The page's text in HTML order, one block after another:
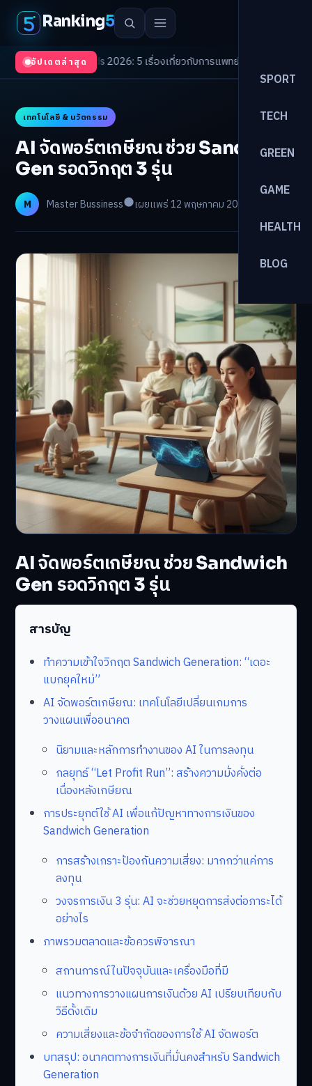
Ranking5
SPORT
TECH
GREEN
GAME
HEALTH
BLOG
อัปเดตล่าสุด
Trends 2026: 5 เรื่องเกี่ยวกับการแพทย์ที่ควรรู้/ดอกเบี้ยขาขึ้นรอบใหม่!
เทคโนโลยี & นวัตกรรม
AI จัดพอร์ตเกษียณ ช่วย Sandwich
Gen รอดวิกฤต 3 รุ่น
M Master Bussiness เผยแพร่ 12 พฤษภาคม 2026
AI จัดพอร์ตเกษียณ ช่วย Sandwich
Gen รอดวิกฤต 3 รุ่น
สารบัญ
ทำความเข้าใจวิกฤต Sandwich Generation: “เดอะ
แบกยุคใหม่”
AI จัดพอร์ตเกษียณ: เทคโนโลยีเปลี่ยนเกมการ
วางแผนเพื่ออนาคต
นิยามและหลักการทำงานของ AI ในการลงทุน
กลยุทธ์ “Let Profit Run”: สร้างความมั่งคั่งต่อ
เนื่องหลังเกษียณ
การประยุกต์ใช้ AI เพื่อแก้ปัญหาทางการเงินของ
Sandwich Generation
การสร้างเกราะป้องกันความเสี่ยง: มากกว่าแค่การ
ลงทุน
วงจรการเงิน 3 รุ่น: AI จะช่วยหยุดการส่งต่อภาระได้
อย่างไร
ภาพรวมตลาดและข้อควรพิจารณา
สถานการณ์ในปัจจุบันและเครื่องมือที่มี
แนวทางการวางแผนการเงินด้วย AI เปรียบเทียบกับ
วิธีดั้งเดิม
ความเสี่ยงและข้อจำกัดของการใช้ AI จัดพอร์ต
บทสรุป: อนาคตทางการเงินที่มั่นคงสำหรับ Sandwich
Generation